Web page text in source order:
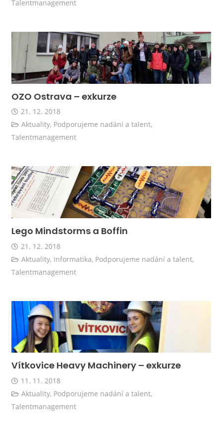
Talentmanagement
OZO Ostrava – exkurze
21. 12. 2018
Aktuality, Podporujeme nadání a talent,
Talentmanagement
Lego Mindstorms a Boffin
21. 12. 2018
Aktuality, Informatika, Podporujeme nadání a talent,
Talentmanagement
Vítkovice Heavy Machinery – exkurze
11. 11. 2018
Aktuality, Podporujeme nadání a talent,
Talentmanagement